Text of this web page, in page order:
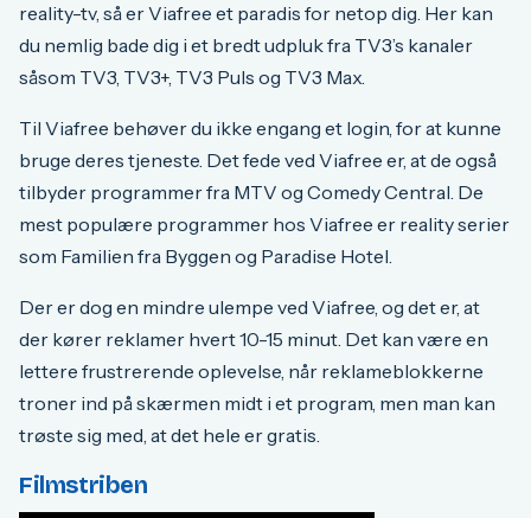
reality-tv, så er Viafree et paradis for netop dig. Her kan
du nemlig bade dig i et bredt udpluk fra TV3’s kanaler
såsom TV3, TV3+, TV3 Puls og TV3 Max.
Til Viafree behøver du ikke engang et login, for at kunne
bruge deres tjeneste. Det fede ved Viafree er, at de også
tilbyder programmer fra MTV og Comedy Central. De
mest populære programmer hos Viafree er reality serier
som Familien fra Byggen og Paradise Hotel.
Der er dog en mindre ulempe ved Viafree, og det er, at
der kører reklamer hvert 10-15 minut. Det kan være en
lettere frustrerende oplevelse, når reklameblokkerne
troner ind på skærmen midt i et program, men man kan
trøste sig med, at det hele er gratis.
Filmstriben